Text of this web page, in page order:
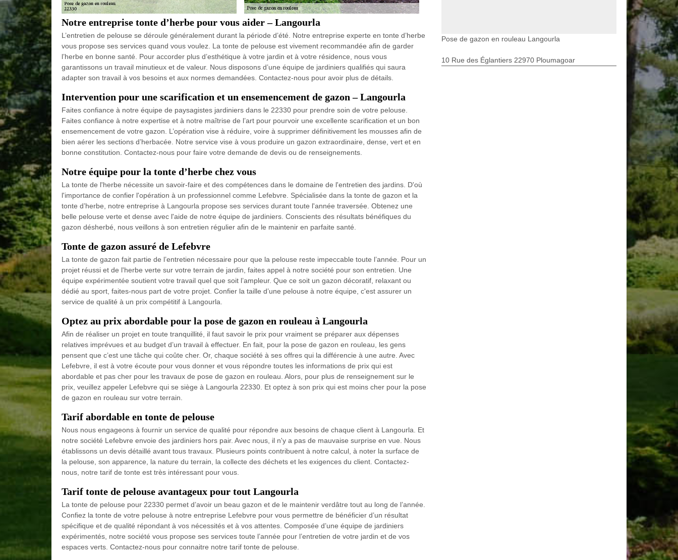
Notre entreprise tonte d’herbe pour vous aider – Langourla
L’entretien de pelouse se déroule généralement durant la période d’été. Notre entreprise experte en tonte d’herbe
vous propose ses services quand vous voulez. La tonte de pelouse est vivement recommandée afin de garder
l’herbe en bonne santé. Pour accorder plus d’esthétique à votre jardin et à votre résidence, nous vous
garantissons un travail minutieux et de valeur. Nous disposons d’une équipe de jardiniers qualifiés qui saura
adapter son travail à vos besoins et aux normes demandées. Contactez-nous pour avoir plus de détails.
Intervention pour une scarification et un ensemencement de gazon – Langourla
Faites confiance à notre équipe de paysagistes jardiniers dans le 22330 pour prendre soin de votre pelouse.
Faites confiance à notre expertise et à notre maîtrise de l’art pour pourvoir une excellente scarification et un bon
ensemencement de votre gazon. L’opération vise à réduire, voire à supprimer définitivement les mousses afin de
bien aérer les sections d’herbacée. Notre service vise à vous produire un gazon extraordinaire, dense, vert et en
bonne constitution. Contactez-nous pour faire votre demande de devis ou de renseignements.
Notre équipe pour la tonte d’herbe chez vous
La tonte de l'herbe nécessite un savoir-faire et des compétences dans le domaine de l'entretien des jardins. D'où
l'importance de confier l'opération à un professionnel comme Lefebvre. Spécialisée dans la tonte de gazon et la
tonte d’herbe, notre entreprise à Langourla propose ses services durant toute l'année traversée. Obtenez une
belle pelouse verte et dense avec l'aide de notre équipe de jardiniers. Conscients des résultats bénéfiques du
gazon désherbé, nous veillons à son entretien régulier afin de le maintenir en parfaite santé.
Tonte de gazon assuré de Lefebvre
La tonte de gazon fait partie de l’entretien nécessaire pour que la pelouse reste impeccable toute l’année. Pour un
projet réussi et de l'herbe verte sur votre terrain de jardin, faites appel à notre société pour son entretien. Une
équipe expérimentée soutient votre travail quel que soit l’ampleur. Que ce soit un gazon décoratif, relaxant ou
dédié au sport, faites-nous part de votre projet. Confier la taille d’une pelouse à notre équipe, c'est assurer un
service de qualité à un prix compétitif à Langourla.
Optez au prix abordable pour la pose de gazon en rouleau à Langourla
Afin de réaliser un projet en toute tranquillité, il faut savoir le prix pour vraiment se préparer aux dépenses
relatives imprévues et au budget d’un travail à effectuer. En fait, pour la pose de gazon en rouleau, les gens
pensent que c’est une tâche qui coûte cher. Or, chaque société à ses offres qui la différencie à une autre. Avec
Lefebvre, il est à votre écoute pour vous donner et vous répondre toutes les informations de prix qui est
abordable et pas cher pour les travaux de pose de gazon en rouleau. Alors, pour plus de renseignement sur le
prix, veuillez appeler Lefebvre qui se siège à Langourla 22330. Et optez à son prix qui est moins cher pour la pose
de gazon en rouleau sur votre terrain.
Tarif abordable en tonte de pelouse
Nous nous engageons à fournir un service de qualité pour répondre aux besoins de chaque client à Langourla. Et
notre société Lefebvre envoie des jardiniers hors pair. Avec nous, il n'y a pas de mauvaise surprise en vue. Nous
établissons un devis détaillé avant tous travaux. Plusieurs points contribuent à notre calcul, à noter la surface de
la pelouse, son apparence, la nature du terrain, la collecte des déchets et les exigences du client. Contactez-
nous, notre tarif de tonte est très intéressant pour vous.
Tarif tonte de pelouse avantageux pour tout Langourla
La tonte de pelouse pour 22330 permet d’avoir un beau gazon et de le maintenir verdâtre tout au long de l’année.
Confiez la tonte de votre pelouse à notre entreprise Lefebvre pour vous permettre de bénéficier d’un résultat
spécifique et de qualité répondant à vos nécessités et à vos attentes. Composée d’une équipe de jardiniers
expérimentés, notre société vous propose ses services toute l’année pour l’entretien de votre jardin et de vos
espaces verts. Contactez-nous pour connaitre notre tarif tonte de pelouse.
Pose de gazon en rouleau Langourla
10 Rue des Églantiers 22970 Ploumagoar